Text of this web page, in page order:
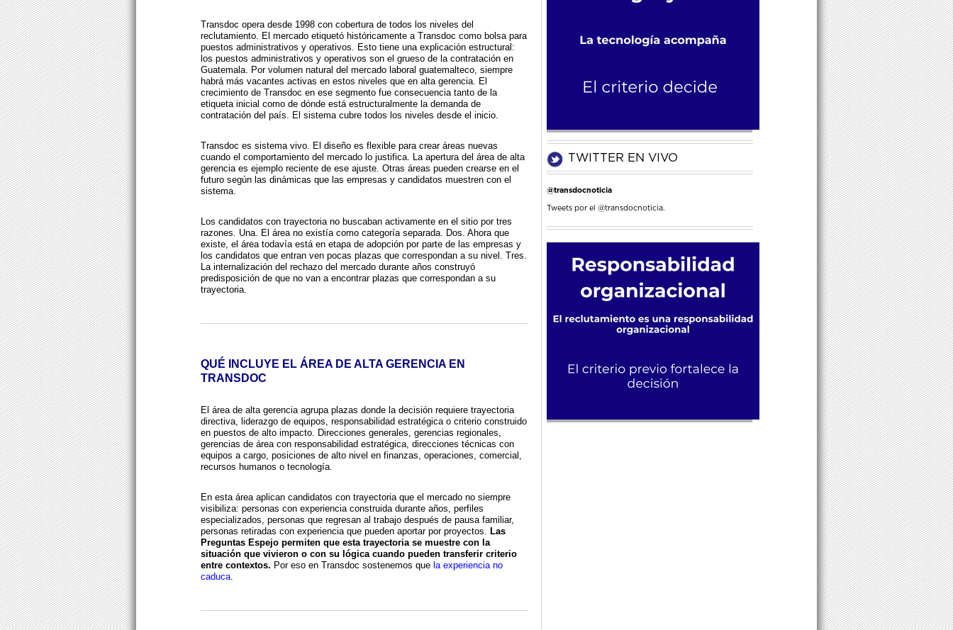
Transdoc opera desde 1998 con cobertura de todos los niveles del
reclutamiento. El mercado etiquetó históricamente a Transdoc como bolsa para
puestos administrativos y operativos. Esto tiene una explicación estructural:
los puestos administrativos y operativos son el grueso de la contratación en
Guatemala. Por volumen natural del mercado laboral guatemalteco, siempre
habrá más vacantes activas en estos niveles que en alta gerencia. El
crecimiento de Transdoc en ese segmento fue consecuencia tanto de la
etiqueta inicial como de dónde está estructuralmente la demanda de
contratación del país. El sistema cubre todos los niveles desde el inicio.
Transdoc es sistema vivo. El diseño es flexible para crear áreas nuevas
cuando el comportamiento del mercado lo justifica. La apertura del área de alta
gerencia es ejemplo reciente de ese ajuste. Otras áreas pueden crearse en el
futuro según las dinámicas que las empresas y candidatos muestren con el
sistema.
Los candidatos con trayectoria no buscaban activamente en el sitio por tres
razones. Una. El área no existía como categoría separada. Dos. Ahora que
existe, el área todavía está en etapa de adopción por parte de las empresas y
los candidatos que entran ven pocas plazas que correspondan a su nivel. Tres.
La internalización del rechazo del mercado durante años construyó
predisposición de que no van a encontrar plazas que correspondan a su
trayectoria.
QUÉ INCLUYE EL ÁREA DE ALTA GERENCIA EN
TRANSDOC
El área de alta gerencia agrupa plazas donde la decisión requiere trayectoria
directiva, liderazgo de equipos, responsabilidad estratégica o criterio construido
en puestos de alto impacto. Direcciones generales, gerencias regionales,
gerencias de área con responsabilidad estratégica, direcciones técnicas con
equipos a cargo, posiciones de alto nivel en finanzas, operaciones, comercial,
recursos humanos o tecnología.
En esta área aplican candidatos con trayectoria que el mercado no siempre
visibiliza: personas con experiencia construida durante años, perfiles
especializados, personas que regresan al trabajo después de pausa familiar,
personas retiradas con experiencia que pueden aportar por proyectos. Las
Preguntas Espejo permiten que esta trayectoria se muestre con la
situación que vivieron o con su lógica cuando pueden transferir criterio
entre contextos. Por eso en Transdoc sostenemos que la experiencia no
caduca.
TWITTER EN VIVO
@transdocnoticia
Tweets por el @transdocnoticia.